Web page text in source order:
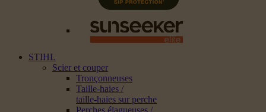
STIHL
Scier et couper
Tronçonneuses
Taille-haies /
taille-haies sur perche
Perches élagueuses /